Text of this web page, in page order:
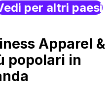
per altri paesi
Apparel &
popolari in